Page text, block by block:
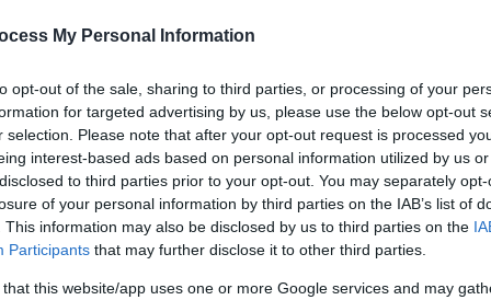
My Personal Information
opt-out of the sale, sharing to third parties, or processing of your
for targeted advertising by us, please use the below opt-out
selection. Please note that after your opt-out request is processed
interest-based ads based on personal information utilized by us
to third parties prior to your opt-out. You may separately
of your personal information by third parties on the IAB’s list of
This information may also be disclosed by us to third parties on the
Participants that may further disclose it to other third parties.
that this website/app uses one or more Google services and may
δίωξη για κακούργημα, πολύ σωστά
ως εξής: